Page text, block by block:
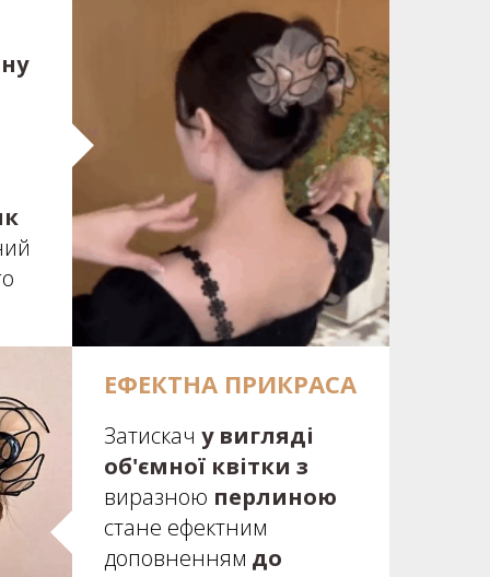
ЕФЕКТНА ПРИКРАСА
Затискач у вигляді
об'ємної квітки з
виразною перлиною
стане ефектним
доповненням до